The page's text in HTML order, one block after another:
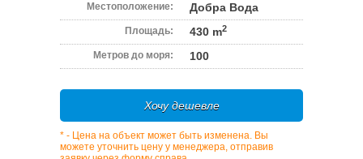
Местоположение: Добра Вода
Площадь: 430 m2
Метров до моря: 100
Хочу дешевле
* - Цена на объект может быть изменена. Вы
можете уточнить цену у менеджера, отправив